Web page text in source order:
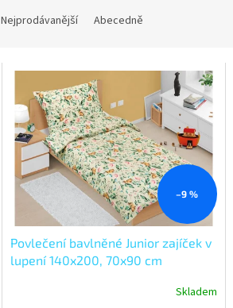
Nejprodávanější Abecedně
–9 %
Povlečení bavlněné Junior zajíček v
lupení 140x200, 70x90 cm
Skladem